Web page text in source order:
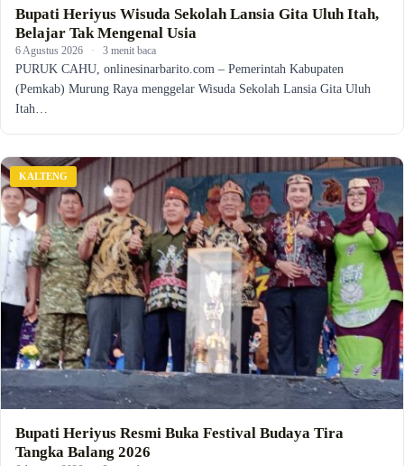
Bupati Heriyus Wisuda Sekolah Lansia Gita Uluh Itah,
Belajar Tak Mengenal Usia
6 Agustus 2026 · 3 menit baca
PURUK CAHU, onlinesinarbarito.com – Pemerintah Kabupaten
(Pemkab) Murung Raya menggelar Wisuda Sekolah Lansia Gita Uluh
Itah…
KALTENG
Bupati Heriyus Resmi Buka Festival Budaya Tira
Tangka Balang 2026